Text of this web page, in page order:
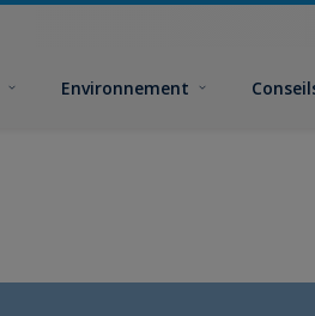
Environnement